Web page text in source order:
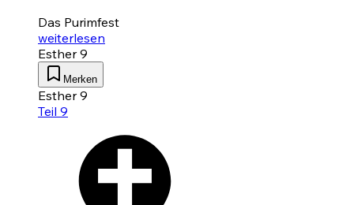
Das Purimfest
weiterlesen
Esther 9
Merken
Esther 9
Teil 9